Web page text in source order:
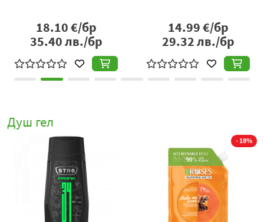
18.10€/бр
35.40лв./бр
14.99€/бр
29.32лв./бр
Душ гел
- 18%